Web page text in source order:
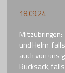
18.09.24
und Helm,
auch von uns
Rucksack,